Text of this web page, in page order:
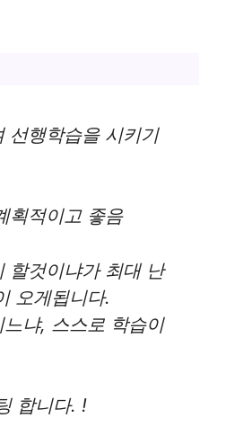
선행학습을 시키기
획적이고 좋음
할것이냐가 최대 난
오게됩니다.
냐, 스스로 학습이
합니다. !